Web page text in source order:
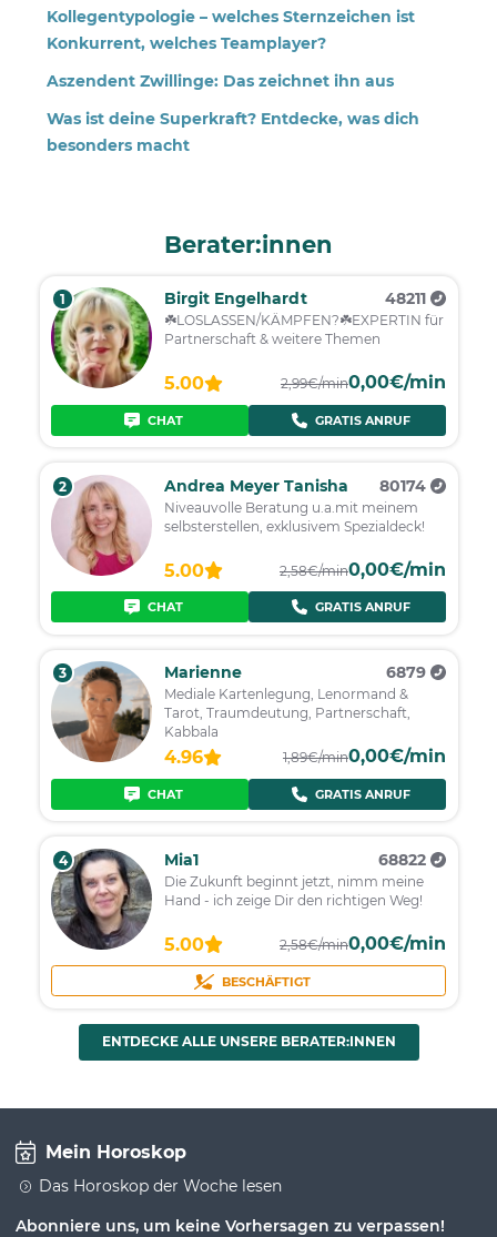
Kollegentypologie – welches Sternzeichen ist
Konkurrent, welches Teamplayer?
Aszendent Zwillinge: Das zeichnet ihn aus
Was ist deine Superkraft? Entdecke, was dich
besonders macht
Berater:innen
1 Birgit Engelhardt 48211
☘️LOSLASSEN/KÄMPFEN?☘️EXPERTIN für
Partnerschaft & weitere Themen
5.00 2,99€/min0,00€/min
CHAT GRATIS ANRUF
2 Andrea Meyer Tanisha 80174
Niveauvolle Beratung u.a.mit meinem
selbsterstellen, exklusivem Spezialdeck!
5.00 2,58€/min0,00€/min
CHAT GRATIS ANRUF
3 Marienne 6879
Mediale Kartenlegung, Lenormand &
Tarot, Traumdeutung, Partnerschaft,
Kabbala
4.96 1,89€/min0,00€/min
CHAT GRATIS ANRUF
4 Mia1 68822
Die Zukunft beginnt jetzt, nimm meine
Hand - ich zeige Dir den richtigen Weg!
5.00 2,58€/min0,00€/min
BESCHÄFTIGT
ENTDECKE ALLE UNSERE BERATER:INNEN
Mein Horoskop
Das Horoskop der Woche lesen
Abonniere uns, um keine Vorhersagen zu verpassen!